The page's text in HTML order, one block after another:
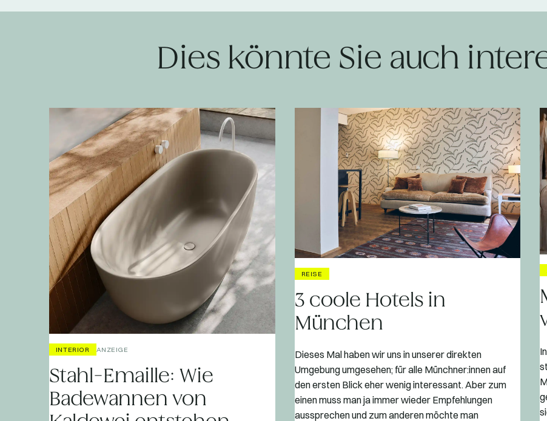
Dies könnte Sie auch
INTERIOR ANZEIGE
Stahl-Emaille: Wie
Badewannen von
REISE
3 coole Hotels in
München
Dieses Mal haben wir uns in unserer direkten
Umgebung umgesehen; für alle Münchner:innen auf
den ersten Blick eher wenig interessant. Aber zum
einen muss man ja immer wieder Empfehlungen
aussprechen und zum anderen möchte man